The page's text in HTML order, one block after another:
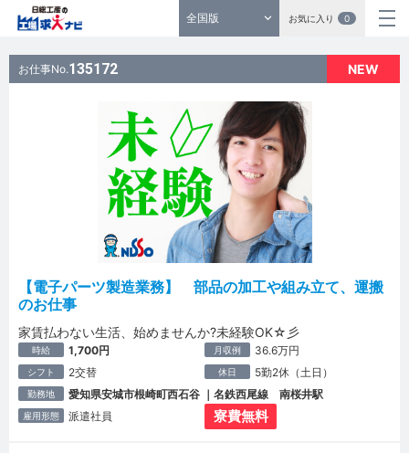
全国版 お気に入り 0
NEW
お仕事No.135172
【電子パーツ製造業務】 部品の加工や組み立て、運搬
のお仕事
家賃払わない生活、始めませんか?未経験OK☆彡
時給 1,700円 月収例 36.6万円
シフト 2交替 休日 5勤2休（土日）
勤務地 愛知県安城市根崎町西石谷 ｜名鉄西尾線 南桜井駅
雇用形態 派遣社員 寮費無料